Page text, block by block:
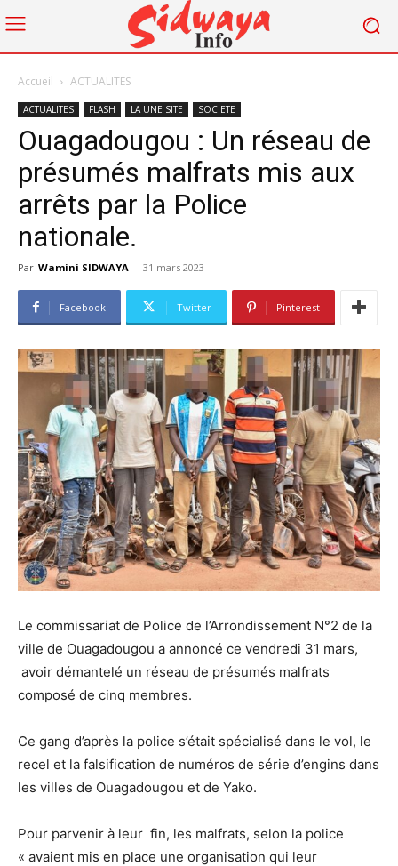
Accueil ACTUALITES
ACTUALITES FLASH LA UNE SITE SOCIETE
Ouagadougou : Un réseau de
présumés malfrats mis aux
arrêts par la Police
nationale.
Par Wamini SIDWAYA - 31 mars 2023
Facebook Twitter Pinterest
Le commissariat de Police de l’Arrondissement N°2 de la
ville de Ouagadougou a annoncé ce vendredi 31 mars,
avoir démantelé un réseau de présumés malfrats
composé de cinq membres.
Ce gang d’après la police s’était spécialisé dans le vol, le
recel et la falsification de numéros de série d’engins dans
les villes de Ouagadougou et de Yako.
Pour parvenir à leur fin, les malfrats, selon la police
« avaient mis en place une organisation qui leur